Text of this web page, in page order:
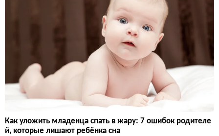
Как уложить младенца спать в жару: 7 ошибок родителе
й, которые лишают ребёнка сна